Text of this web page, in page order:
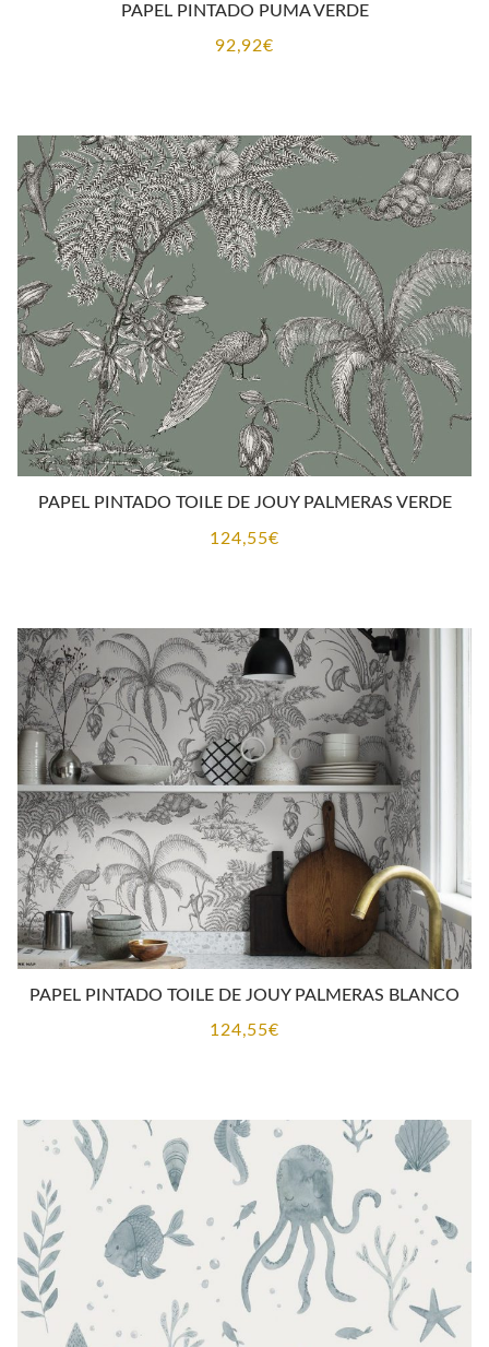
PAPEL PINTADO PUMA VERDE
92,92€
PAPEL PINTADO TOILE DE JOUY PALMERAS VERDE
124,55€
PAPEL PINTADO TOILE DE JOUY PALMERAS BLANCO
124,55€